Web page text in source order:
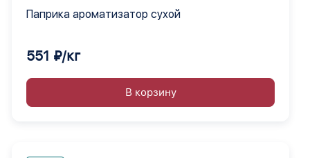
Паприка ароматизатор сухой
551 ₽/кг
В корзину